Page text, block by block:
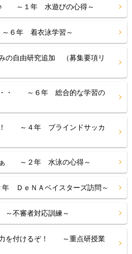
♪ ～１年 水遊びの心得～
６年 着衣泳学習～
の自由研究追加 （募集要項リ
・・ ～６年 総合的な学習の
～４年 ブラインドサッカ
ぁ ～２年 水泳の心得～
ＤｅＮＡベイスターズ訪問～
不審者対応訓練～
力を付けるぞ！ ～重点研授業